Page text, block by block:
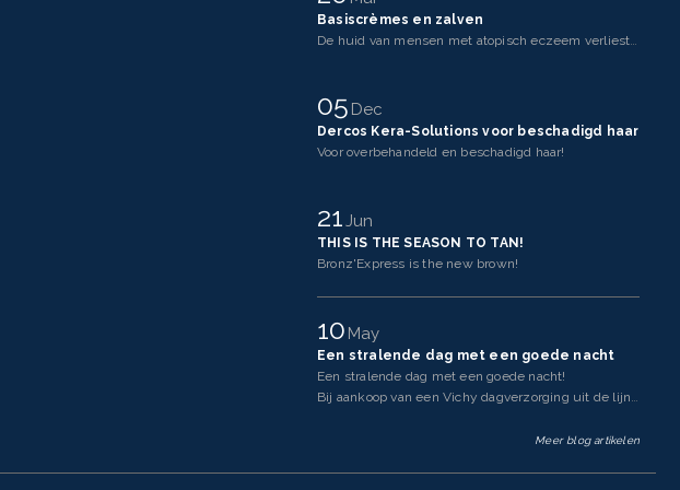
Basiscrèmes en zalven
De huid van mensen met atopisch eczeem verliest makkelijker vocht dan een gezonde huid. Dit komt doo
05Dec
Dercos Kera-Solutions voor beschadigd haar
Voor overbehandeld en beschadigd haar!
21Jun
THIS IS THE SEASON TO TAN!
Bronz'Express is the new brown!
10May
Een stralende dag met een goede nacht
Een stralende dag met een goede nacht!
Bij aankoop van een Vichy dagverzorging uit de lijnen Neovadi
Meer blog artikelen